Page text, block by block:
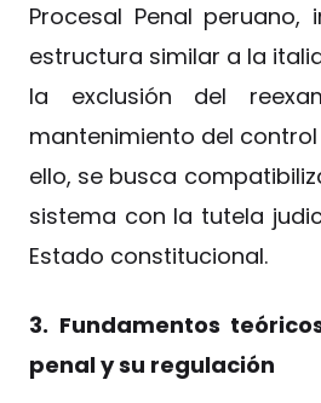
Procesal Penal peruano,
estructura similar a la
la exclusión del
mantenimiento del
ello, se busca
sistema con la tutela
Estado constitucional.
3. Fundamentos
penal y su regulación